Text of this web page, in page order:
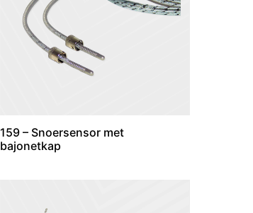
159 – Snoersensor met
bajonetkap